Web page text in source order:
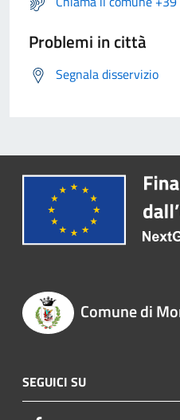
Problemi in città
Segnala disservizio
Comune di
SEGUICI SU